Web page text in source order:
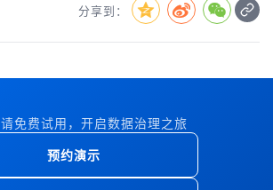
分享到：
免费试用，开启数据治理之旅
预约演示